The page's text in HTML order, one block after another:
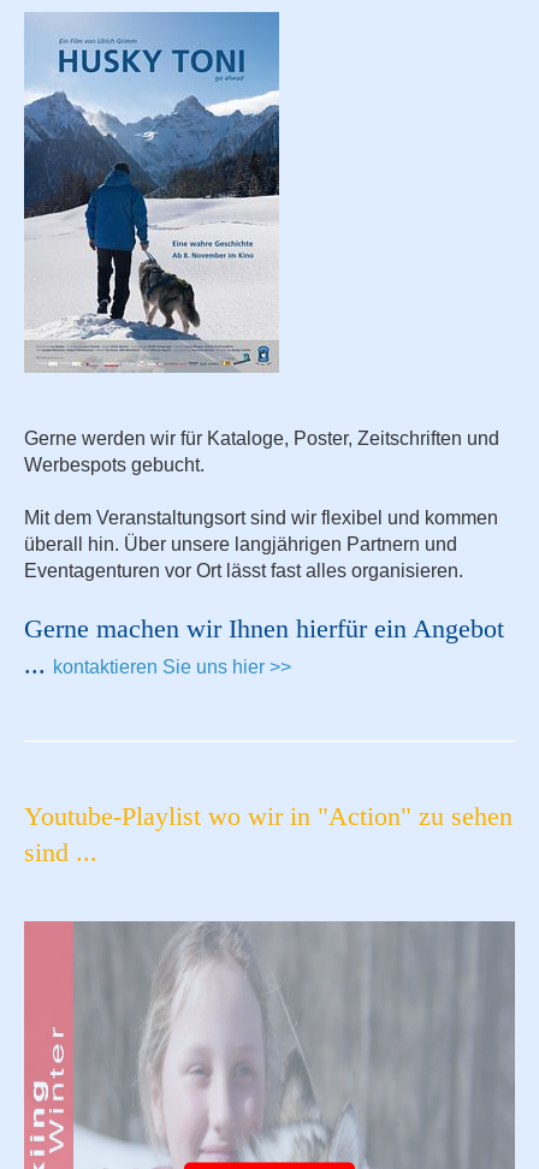
Gerne werden wir für Kataloge, Poster, Zeitschriften und
Werbespots gebucht.
Mit dem Veranstaltungsort sind wir flexibel und kommen
überall hin. Über unsere langjährigen Partnern und
Eventagenturen vor Ort lässt fast alles organisieren.
Gerne machen wir Ihnen hierfür ein Angebot
... kontaktieren Sie uns hier >>
Youtube-Playlist wo wir in "Action" zu sehen
sind ...